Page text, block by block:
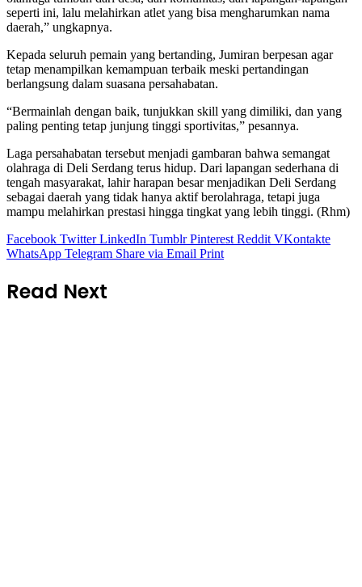
seperti ini, lalu melahirkan atlet yang bisa mengharumkan nama
daerah,” ungkapnya.
Kepada seluruh pemain yang bertanding, Jumiran berpesan agar
tetap menampilkan kemampuan terbaik meski pertandingan
berlangsung dalam suasana persahabatan.
“Bermainlah dengan baik, tunjukkan skill yang dimiliki, dan yang
paling penting tetap junjung tinggi sportivitas,” pesannya.
Laga persahabatan tersebut menjadi gambaran bahwa semangat
olahraga di Deli Serdang terus hidup. Dari lapangan sederhana di
tengah masyarakat, lahir harapan besar menjadikan Deli Serdang
sebagai daerah yang tidak hanya aktif berolahraga, tetapi juga
mampu melahirkan prestasi hingga tingkat yang lebih tinggi. (Rhm)
Facebook Twitter LinkedIn Tumblr Pinterest Reddit VKontakte
WhatsApp Telegram Share via Email Print
Read Next